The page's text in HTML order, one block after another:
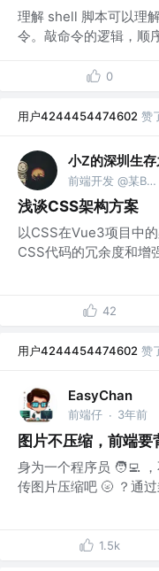
理解 shell 脚本可以理
令。敲命令的逻辑，顺
0
用户4244454474602 赞
小Z的深圳生
前端开发 @某BA公司
浅谈CSS架构方案
以CSS在Vue3项目中
CSS代码的冗余度和增
42
用户4244454474602 赞
EasyChan
前端仔 · 3年前
图片不压缩，前端要
身为一个程序员 🧑‍💻
传图片压缩吧 🌝 ？通
1.5k